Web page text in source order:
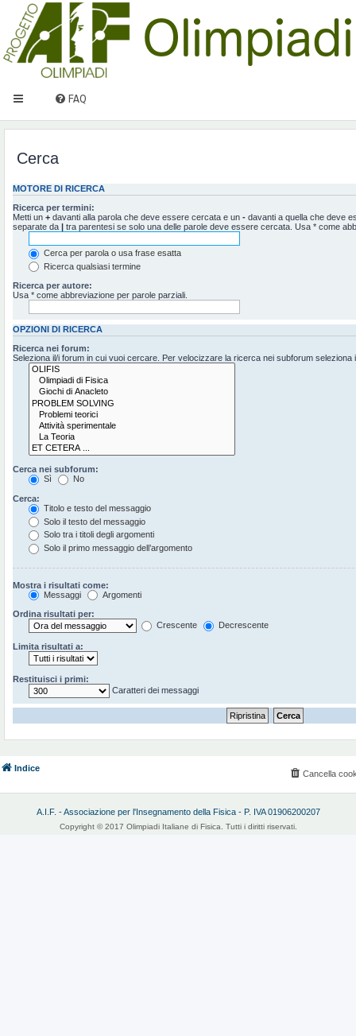
FAQ
Cerca
MOTORE DI RICERCA
Ricerca per termini:
Metti un + davanti alla parola che deve essere cercata e un - davanti a quella che deve
separate da
tra parentesi se solo una delle parole deve essere cercata. Usa * come
Cerca per parola o usa frase esatta
Ricerca qualsiasi termine
Ricerca per autore:
Usa * come abbreviazione per parole parziali.
OPZIONI DI RICERCA
Ricerca nei forum:
Seleziona il/i forum in cui vuoi cercare. Per velocizzare la ricerca nei subforum seleziona
Cerca nei subforum:
Sì
No
Cerca:
Titolo e testo del messaggio
Solo il testo del messaggio
Solo tra i titoli degli argomenti
Solo il primo messaggio dell’argomento
Mostra i risultati come:
Messaggi
Argomenti
Ordina risultati per:
Crescente
Decrescente
Limita risultati a:
Restituisci i primi:
Caratteri dei messaggi
Indice
Cancella
A.I.F. - Associazione per l'Insegnamento della Fisica - P. IVA 01906200207
Copyright © 2017 Olimpiadi Italiane di Fisica. Tutti i diritti riservati.